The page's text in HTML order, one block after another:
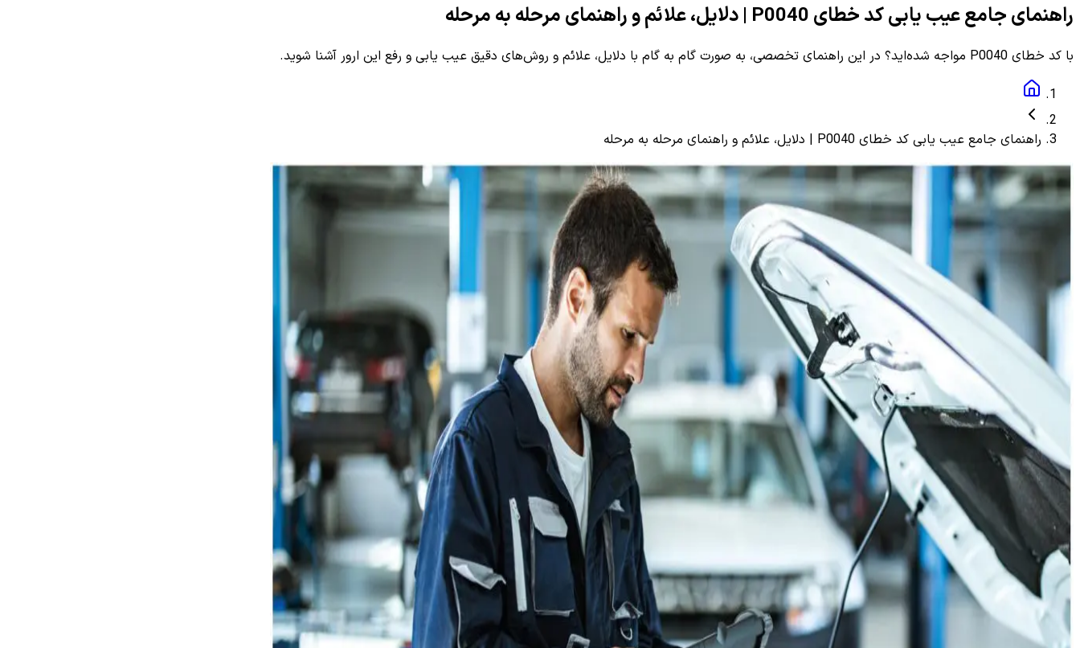
راهنمای جامع عیب یابی کد خطای P0040 | دلایل، علائم و راهنمای مرحله به مرحله
با کد خطای P0040 مواجه شده‌اید؟ در این راهنمای تخصصی، به صورت گام به گام با دلایل، علائم و روش‌های دقیق عیب یابی و رفع این ارور آشنا شوید.
راهنمای جامع عیب یابی کد خطای P0040 | دلایل، علائم و راهنمای مرحله به مرحله